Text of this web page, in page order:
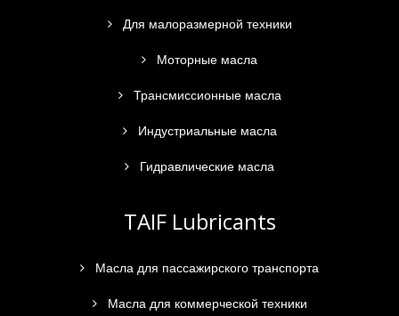
Для малоразмерной техники
Моторные масла
Трансмиссионные масла
Индустриальные масла
Гидравлические масла
TAIF Lubricants
Масла для пассажирского транспорта
Масла для коммерческой техники